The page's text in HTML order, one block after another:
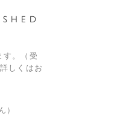
す。（受
しくはお
）